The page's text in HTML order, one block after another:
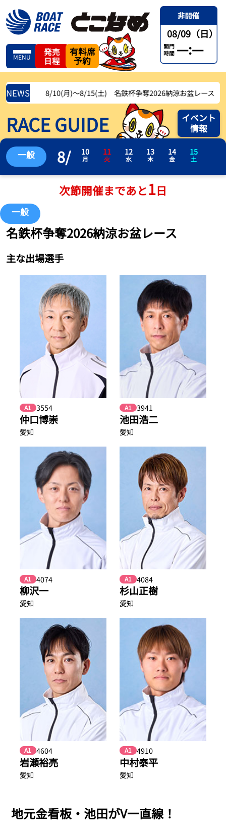
MENU
発売
日程
有料席
予約
08/09（日）
開門
時間 —:—
NEWS8/10(月)〜8/15(土) 名鉄杯争奪2026納涼お盆レース
RACE GUIDE
イベント
情報
一般 8/ 10
月
11
火
12
水
13
木
14
金
15
土
次節開催まであと1日
一般
名鉄杯争奪2026納涼お盆レース
主な出場選手
A1 3554
仲口博崇
愛知
A1 3941
池田浩二
愛知
A1 4074
柳沢一
愛知
A1 4084
杉山正樹
愛知
A1 4604
岩瀬裕亮
愛知
A1 4910
中村泰平
愛知
地元金看板・池田がV一直線！